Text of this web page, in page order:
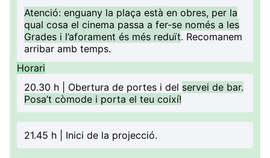
Atenció: enguany la plaça està en obres, per la
qual cosa el cinema passa a fer-se només a les
Grades i l’aforament és més reduït. Recomanem
arribar amb temps.
Horari
20.30 h | Obertura de portes i del servei de bar.
Posa’t còmode i porta el teu coixí!
21.45 h | Inici de la projecció.